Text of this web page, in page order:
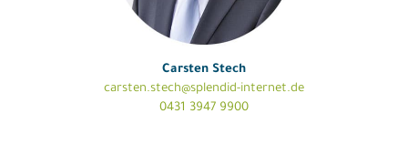
Carsten Stech
carsten.stech@splendid-internet.de
0431 3947 9900